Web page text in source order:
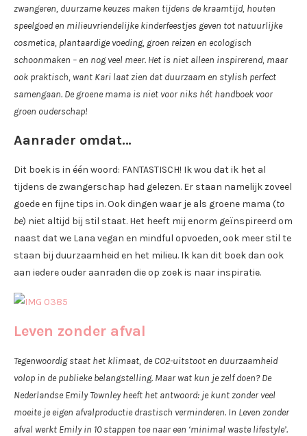
zwangeren, duurzame keuzes maken tijdens de kraamtijd, houten
speelgoed en milieuvriendelijke kinderfeestjes geven tot natuurlijke
cosmetica, plantaardige voeding, groen reizen en ecologisch
schoonmaken – en nog veel meer. Het is niet alleen inspirerend, maar
ook praktisch, want Kari laat zien dat duurzaam en stylish perfect
samengaan. De groene mama is niet voor niks hét handboek voor
groen ouderschap!
Aanrader omdat…
Dit boek is in één woord: FANTASTISCH! Ik wou dat ik het al
tijdens de zwangerschap had gelezen. Er staan namelijk zoveel
goede en fijne tips in. Ook dingen waar je als groene mama (to
be) niet altijd bij stil staat. Het heeft mij enorm geïnspireerd om
naast dat we Lana vegan en mindful opvoeden, ook meer stil te
staan bij duurzaamheid en het milieu. Ik kan dit boek dan ook
aan iedere ouder aanraden die op zoek is naar inspiratie.
Leven zonder afval
Tegenwoordig staat het klimaat, de CO2-uitstoot en duurzaamheid
volop in de publieke belangstelling. Maar wat kun je zelf doen? De
Nederlandse Emily Townley heeft het antwoord: je kunt zonder veel
moeite je eigen afvalproductie drastisch verminderen. In Leven zonder
afval werkt Emily in 10 stappen toe naar een ‘minimal waste lifestyle’.